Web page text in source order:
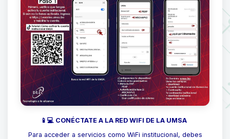
📱💻 CONÉCTATE A LA RED WIFI DE LA UMSA
Para acceder a servicios como WiFi institucional, debes